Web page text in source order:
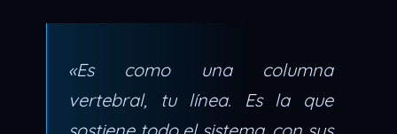
«Es como una columna
vertebral, tu línea. Es la que